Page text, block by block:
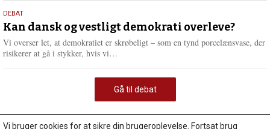
18.
maj
2026
DEBAT
Kan dansk og vestligt demokrati overleve?
Vi overser let, at demokratiet er skrøbeligt – som en tynd porcelænsvase, der
risikerer at gå i stykker, hvis vi…
m
e
e
Gå til debat
Vi bruger cookies for at sikre din brugeroplevelse. Fortsat brug